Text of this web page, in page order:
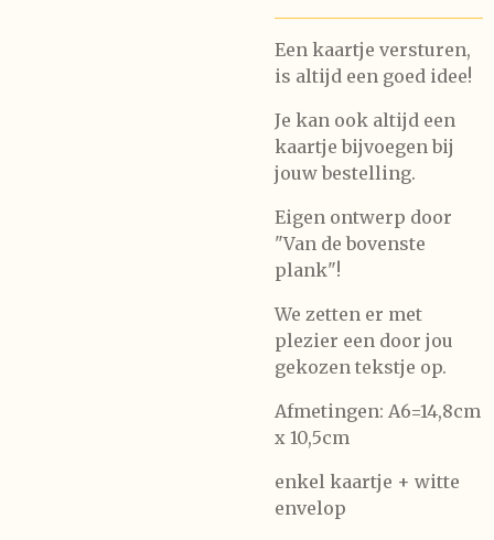
Een kaartje versturen,
is altijd een goed idee!
Je kan ook altijd een
kaartje bijvoegen bij
jouw bestelling.
Eigen ontwerp door
"Van de bovenste
plank"!
We zetten er met
plezier een door jou
gekozen tekstje op.
Afmetingen: A6=14,8cm
x 10,5cm
enkel kaartje + witte
envelop